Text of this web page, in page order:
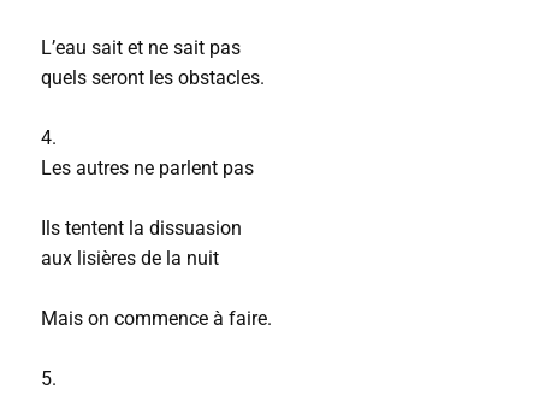
L’eau sait et ne sait pas
quels seront les obstacles.
4.
Les autres ne parlent pas
Ils tentent la dissuasion
aux lisières de la nuit
Mais on commence à faire.
5.